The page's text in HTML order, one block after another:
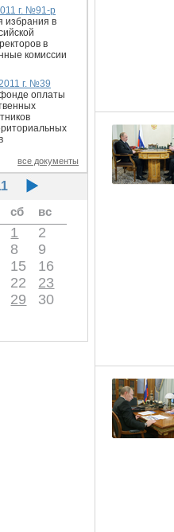
г. №91-р
избрания в
в
комиссии
г. №39
оплаты
все документы
сб вс
1
2
8
9
15
16
22
23
29
30